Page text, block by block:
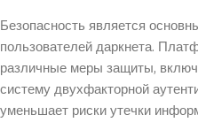
Безопасность является
пользователей даркнета.
различные меры защиты,
систему двухфакторной
уменьшает риски утечки